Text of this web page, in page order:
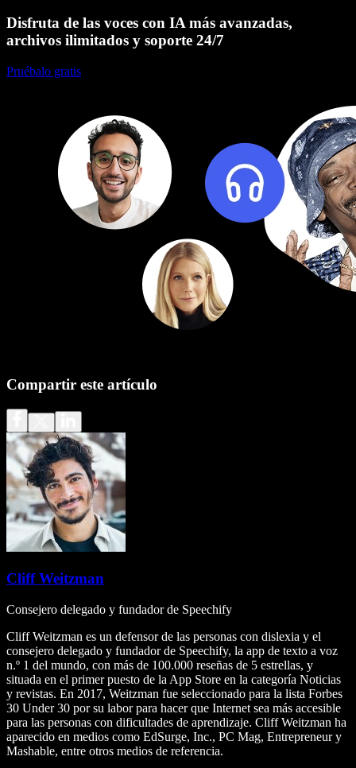
Disfruta de las voces con IA más avanzadas,
archivos ilimitados y soporte 24/7
Pruébalo gratis
Compartir este artículo
Cliff Weitzman
Consejero delegado y fundador de Speechify
Cliff Weitzman es un defensor de las personas con dislexia y el
consejero delegado y fundador de Speechify, la app de texto a voz
n.º 1 del mundo, con más de 100.000 reseñas de 5 estrellas, y
situada en el primer puesto de la App Store en la categoría Noticias
y revistas. En 2017, Weitzman fue seleccionado para la lista Forbes
30 Under 30 por su labor para hacer que Internet sea más accesible
para las personas con dificultades de aprendizaje. Cliff Weitzman ha
aparecido en medios como EdSurge, Inc., PC Mag, Entrepreneur y
Mashable, entre otros medios de referencia.